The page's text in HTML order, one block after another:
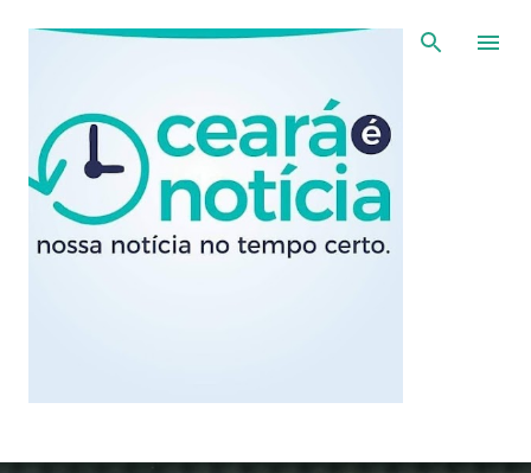
Pular para o conteúdo principal